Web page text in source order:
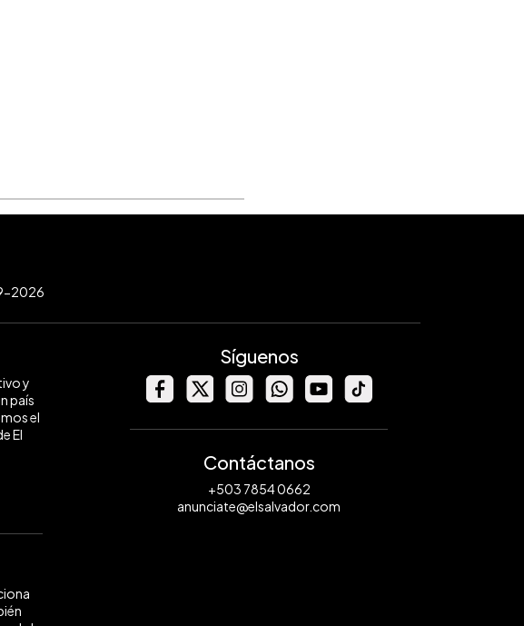
2026
y
país
el
El
Síguenos
Contáctanos
+503 7854 0662
anunciate@elsalvador.com